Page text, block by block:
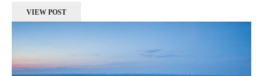
VIEW POST